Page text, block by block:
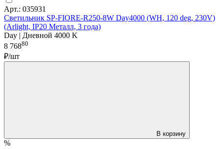
Арт.: 035931
Светильник SP-FIORE-R250-8W Day4000 (WH, 120 deg, 230V)
(Arlight, IP20 Металл, 3 года)
Day | Дневной 4000 K
8 76880
₽/шт
В корзину
%